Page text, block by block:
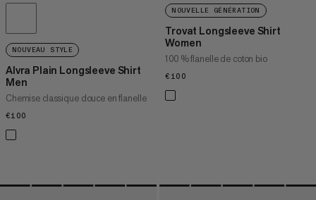
NOUVEAU STYLE
Alvra Plain Longsleeve Shirt
Men
Chemise classique douce en flanelle
€100
NOUVELLE GÉNÉRATION
Trovat Longsleeve Shirt
Women
100 % flanelle de coton bio
€100